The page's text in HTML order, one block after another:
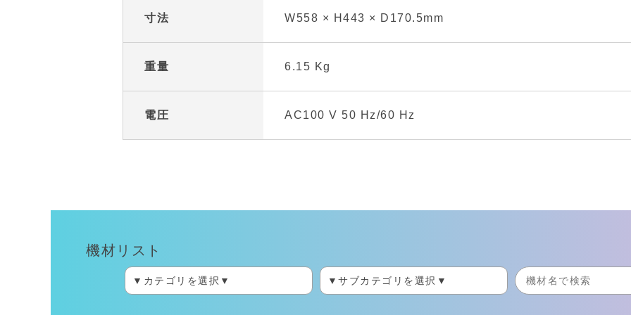
寸法 W558 × H443 × D170.5mm
重量 6.15 Kg
電圧 AC100 V 50 Hz/60 Hz
機材リスト